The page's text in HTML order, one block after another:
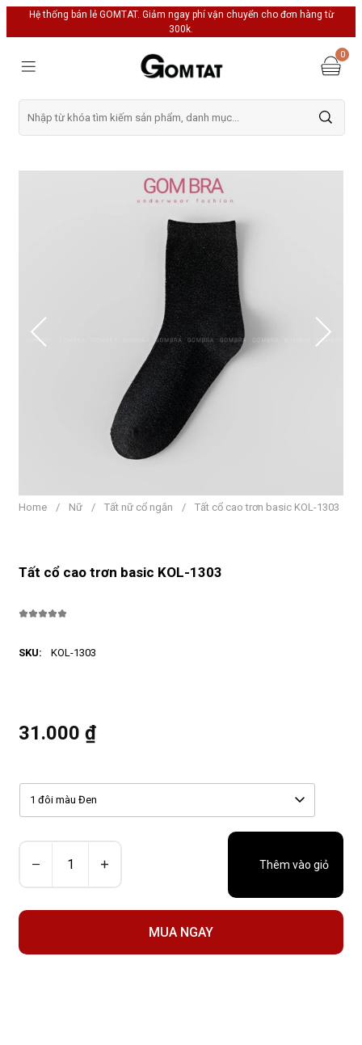
Hệ thống bán lẻ GOMTAT. Giảm ngay phí vận chuyển cho đơn hàng từ
300k.
0
Home / Nữ / Tất nữ cổ ngắn / Tất cổ cao trơn basic KOL-1303
Tất cổ cao trơn basic KOL-1303
SKU: KOL-1303
31.000 ₫
Thêm vào giỏ
MUA NGAY
1 đôi màu Đen